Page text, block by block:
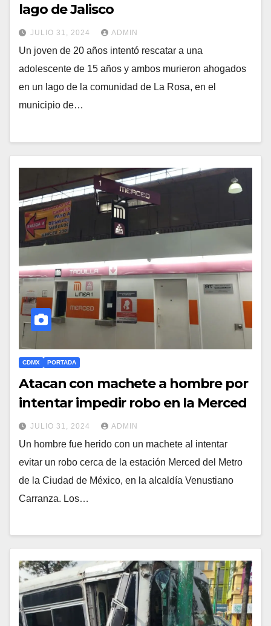
lago de Jalisco
JULIO 31, 2024 ADMIN
Un joven de 20 años intentó rescatar a una
adolescente de 15 años y ambos murieron ahogados
en un lago de la comunidad de La Rosa, en el
municipio de…
CDMX PORTADA
Atacan con machete a hombre por
intentar impedir robo en la Merced
JULIO 31, 2024 ADMIN
Un hombre fue herido con un machete al intentar
evitar un robo cerca de la estación Merced del Metro
de la Ciudad de México, en la alcaldía Venustiano
Carranza. Los…